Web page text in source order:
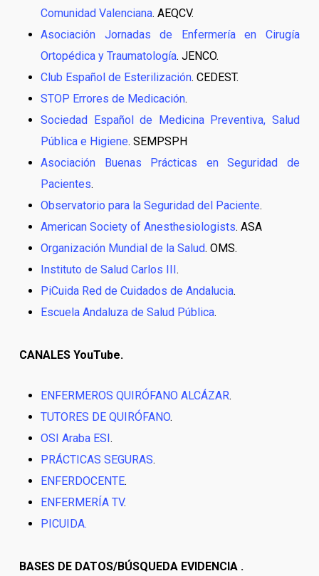
Comunidad Valenciana. AEQCV.
Asociación Jornadas de Enfermería en Cirugía
Ortopédica y Traumatología. JENCO.
Club Español de Esterilización. CEDEST.
STOP Errores de Medicación.
Sociedad Español de Medicina Preventiva, Salud
Pública e Higiene. SEMPSPH
Asociación Buenas Prácticas en Seguridad de
Pacientes.
Observatorio para la Seguridad del Paciente.
American Society of Anesthesiologists. ASA
Organización Mundial de la Salud. OMS.
Instituto de Salud Carlos III.
PiCuida Red de Cuidados de Andalucia.
Escuela Andaluza de Salud Pública.
CANALES YouTube.
ENFERMEROS QUIRÓFANO ALCÁZAR.
TUTORES DE QUIRÓFANO.
OSI Araba ESI.
PRÁCTICAS SEGURAS.
ENFERDOCENTE.
ENFERMERÍA TV.
PICUIDA.
BASES DE DATOS/BÚSQUEDA EVIDENCIA .